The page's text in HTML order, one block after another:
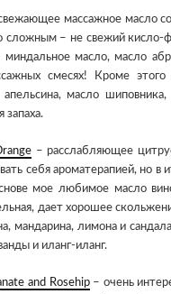
массажное масло
сложным – не свежий кисло-
масло, масло
смесях! Кроме этого
масло шиповника,
запаха.
– расслабляющее
себя ароматерапией, но в
мое любимое масло
дает хорошее
мандарина, лимона и
и иланг-иланг.
and Rosehip– очень